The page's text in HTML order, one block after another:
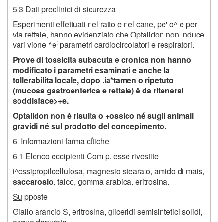
5.3 Dati preclinici di sicurezza
Esperimenti effettuati nel ratto e nel cane, pe' o^ e per
via rettale, hanno evidenziato che Optalidon non induce
vari vione ^e; parametri cardiocircolatori e respiratori.
Prove di tossicita subacuta e cronica non hanno
modificato i parametri esaminati e anche la
tollerabilita locale, dopo .ia*tamen o ripetuto
(mucosa gastroenterica e rettale) ě da ritenersi
soddisface>+e.
Optalidon non ě risulta o +ossico né sugli animali
gravidi né sul prodotto del concepimento.
6. Informazioni farmacťtiche
6.1 Elencoeccipienti Comp. esse rivestite
i^cssipropilcellulosa, magnesio stearato, amido di mais,
saccarosio, talco, gomma arabica, eritrosina.
Su pposte
Giallo arancio S, eritrosina, gliceridi semisintetici solidi,